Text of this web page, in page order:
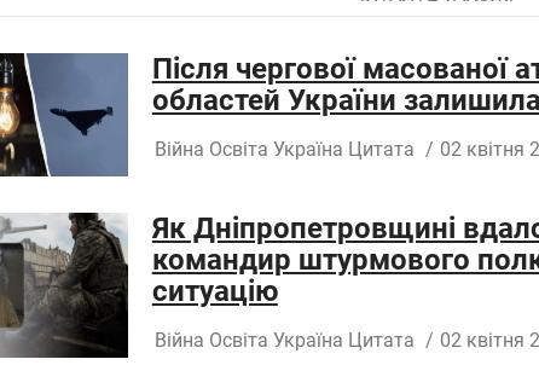
Після чергової масованої
областей України
Війна Освіта Україна Цитата / 02 квітня
Як Дніпропетровщині
командир штурмового
ситуацію
Війна Освіта Україна Цитата / 02 квітня